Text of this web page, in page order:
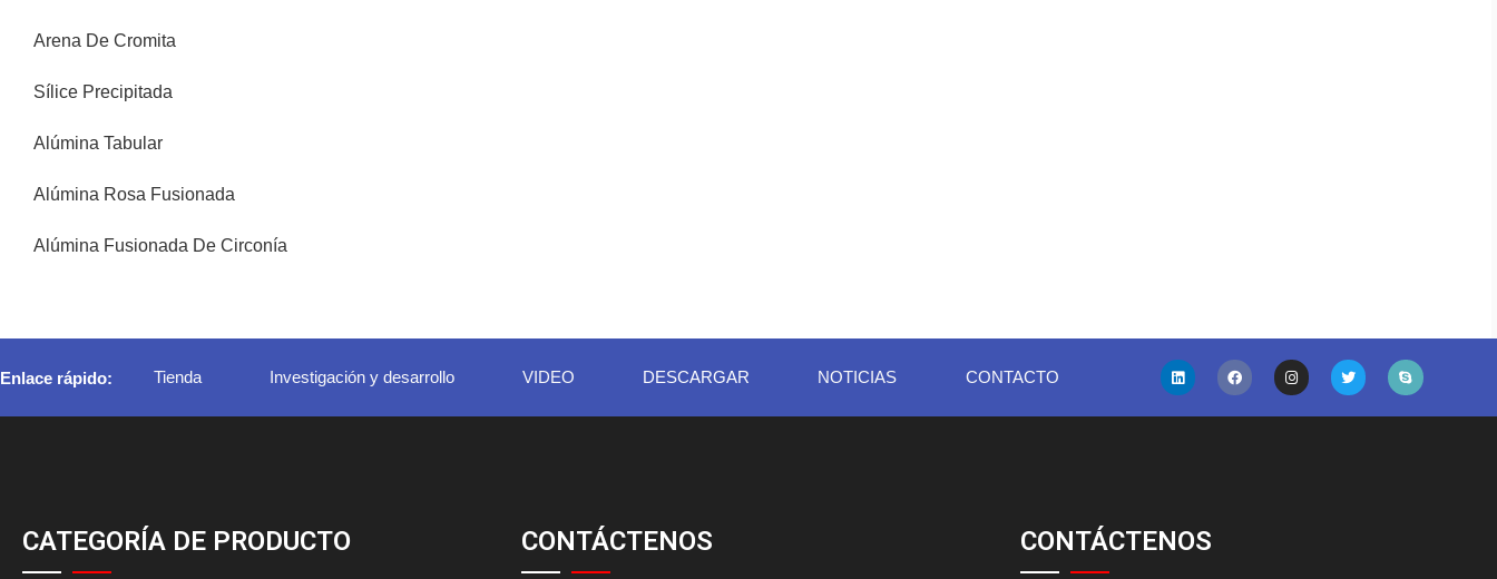
Arena De Cromita
Sílice Precipitada
Alúmina Tabular
Alúmina Rosa Fusionada
Alúmina Fusionada De Circonía
Enlace rápido: Tienda Investigación y desarrollo VIDEO DESCARGAR NOTICIAS CONTACTO
CATEGORÍA DE PRODUCTO CONTÁCTENOS CONTÁCTENOS